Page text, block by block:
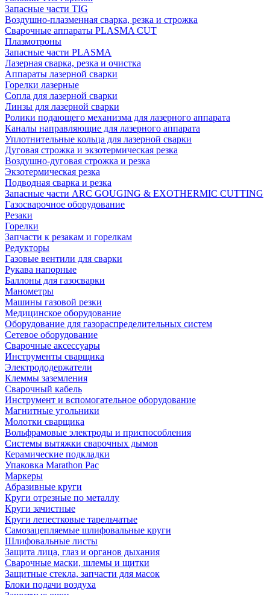
Запасные части TIG
Воздушно-плазменная сварка, резка и строжка
Сварочные аппараты PLASMA CUT
Плазмотроны
Запасные части PLASMA
Лазерная сварка, резка и очистка
Аппараты лазерной сварки
Горелки лазерные
Сопла для лазерной сварки
Линзы для лазерной сварки
Ролики подающего механизма для лазерного аппарата
Каналы направляющие для лазерного аппарата
Уплотнительные кольца для лазерной сварки
Дуговая строжка и экзотермическая резка
Воздушно-дуговая строжка и резка
Экзотермическая резка
Подводная сварка и резка
Запасные части ARC GOUGING & EXOTHERMIC CUTTING
Газосварочное оборудование
Резаки
Горелки
Запчасти к резакам и горелкам
Редукторы
Газовые вентили для сварки
Рукава напорные
Баллоны для газосварки
Манометры
Машины газовой резки
Медицинское оборудование
Оборудование для газораспределительных систем
Сетевое оборудование
Сварочные аксессуары
Инструменты сварщика
Электрододержатели
Клеммы заземления
Сварочный кабель
Инструмент и вспомогательное оборудование
Магнитные угольники
Молотки сварщика
Вольфрамовые электроды и приспособления
Системы вытяжки сварочных дымов
Керамические подкладки
Упаковка Marathon Pac
Маркеры
Абразивные круги
Круги отрезные по металлу
Круги зачистные
Круги лепестковые тарельчатые
Самозацепляемые шлифовальные круги
Шлифовальные листы
Защита лица, глаз и органов дыхания
Сварочные маски, шлемы и щитки
Защитные стекла, запчасти для масок
Блоки подачи воздуха